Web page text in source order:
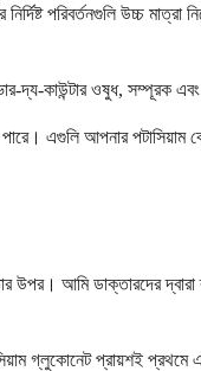
পরিবর্তনগুলি উচ্চ
দ্য-কাউন্টার ওষুধ,
এগুলি আপনার
আমি ডাক্তারদের
গ্লুকোনেট প্রায়শই